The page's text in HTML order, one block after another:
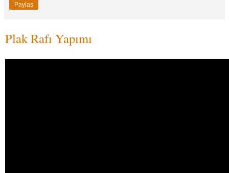
Paylaş
Plak Rafı Yapımı